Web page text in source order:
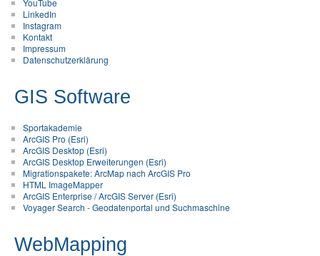
YouTube
LinkedIn
Instagram
Kontakt
Impressum
Datenschutzerklärung
GIS Software
Sportakademie
ArcGIS Pro (Esri)
ArcGIS Desktop (Esri)
ArcGIS Desktop Erweiterungen (Esri)
Migrationspakete: ArcMap nach ArcGIS Pro
HTML ImageMapper
ArcGIS Enterprise / ArcGIS Server (Esri)
Voyager Search - Geodatenportal und Suchmaschine
WebMapping